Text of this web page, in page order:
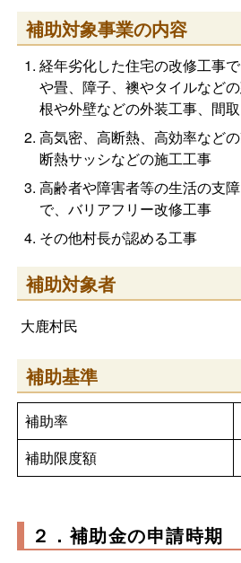
補助対象事業の内容
経年劣化した住宅の改修工事
や畳、障子、襖やタイルなど
根や外壁などの外装工事、間
高気密、高断熱、高効率など
断熱サッシなどの施工工事
高齢者や障害者等の生活の支
で、バリアフリー改修工事
その他村長が認める工事
補助対象者
大鹿村民
補助基準
補助率
補助限度額
２．補助金の申請時期